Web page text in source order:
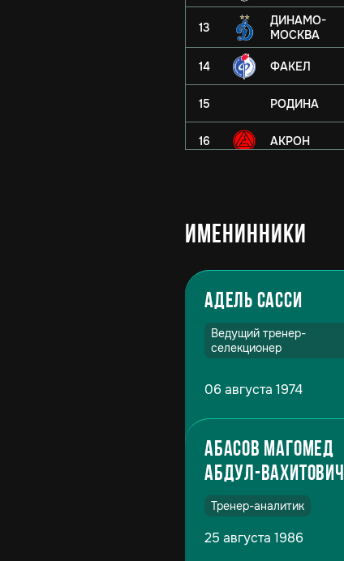
13
ДИНАМО-
МОСКВА
14 ФАКЕЛ
15 РОДИНА
16 АКРОН
Именинники
Адель Сасси
Ведущий тренер-
селекционер
06 августа 1974
Абасов Магомед
Абдул-Вахитович
Тренер-аналитик
25 августа 1986